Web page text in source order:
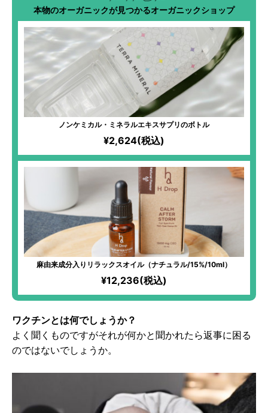
本物のオーガニックが見つかるオーガニックショップ
ノンケミカル・ミネラルエキスサプリのボトル
¥2,624(税込)
麻由来成分入りリラックスオイル（ナチュラル/15%/10ml）
¥12,236(税込)
ワクチンとは何でしょうか？
よく聞くものですがそれが何かと聞かれたら返事に困る
のではないでしょうか。